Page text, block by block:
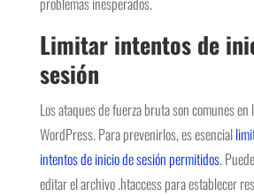
Limitar intentos de
sesión
Los ataques de fuerza bruta son comunes en
WordPress. Para prevenirlos, es esencial
intentos de inicio de sesión permitidos.
editar el archivo .htaccess para establecer